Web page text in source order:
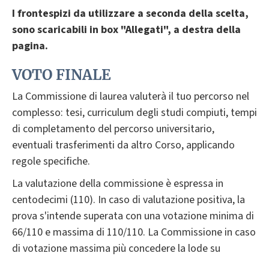
I frontespizi da utilizzare a seconda della scelta,
sono scaricabili in box "Allegati", a destra della
pagina.
VOTO FINALE
La Commissione di laurea valuterà il tuo percorso nel
complesso: tesi, curriculum degli studi compiuti, tempi
di completamento del percorso universitario,
eventuali trasferimenti da altro Corso, applicando
regole specifiche.
La valutazione della commissione è espressa in
centodecimi (110). In caso di valutazione positiva, la
prova s'intende superata con una votazione minima di
66/110 e massima di 110/110. La Commissione in caso
di votazione massima più concedere la lode su